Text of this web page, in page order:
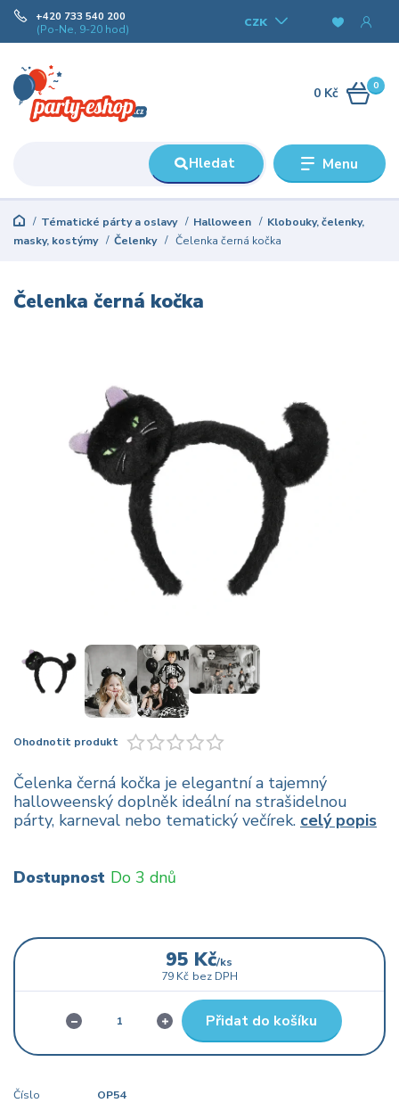
Menu
CZK
Hledat
+420 733 540 200
(Po-Ne, 9-20 hod)
0
0 Kč
Tématické párty a oslavy Halloween
Klobouky, čelenky,
masky, kostýmy
Čelenky Čelenka černá kočka
Čelenka černá kočka
Ohodnotit produkt
Čelenka černá kočka je elegantní a tajemný
halloweenský doplněk ideální na strašidelnou
párty, karneval nebo tematický večírek. celý popis
Dostupnost Do 3 dnů
95 Kč/ks
79 Kč bez DPH
Přidat do košíku
Číslo
OP54